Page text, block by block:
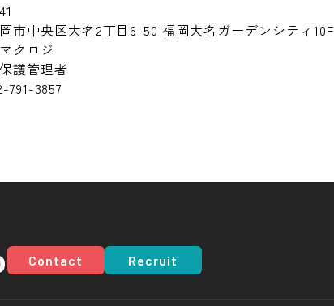
市中央区大名2丁目6-50 福岡大名ガーデンシティ10F
クロジ
護管理者
791-3857
Contact Recruit